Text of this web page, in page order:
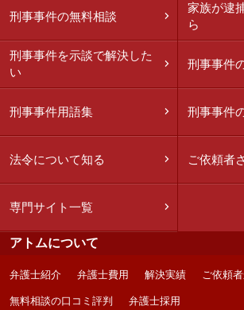
刑事事件の無料相談
家族が逮
ら
刑事事件を示談で解決した
い
刑事事件
刑事事件用語集 刑事事件
法令について知る ご依頼者
専門サイト一覧
アトムについて
弁護士紹介 弁護士費用 解決実績 ご依頼
無料相談の口コミ評判 弁護士採用